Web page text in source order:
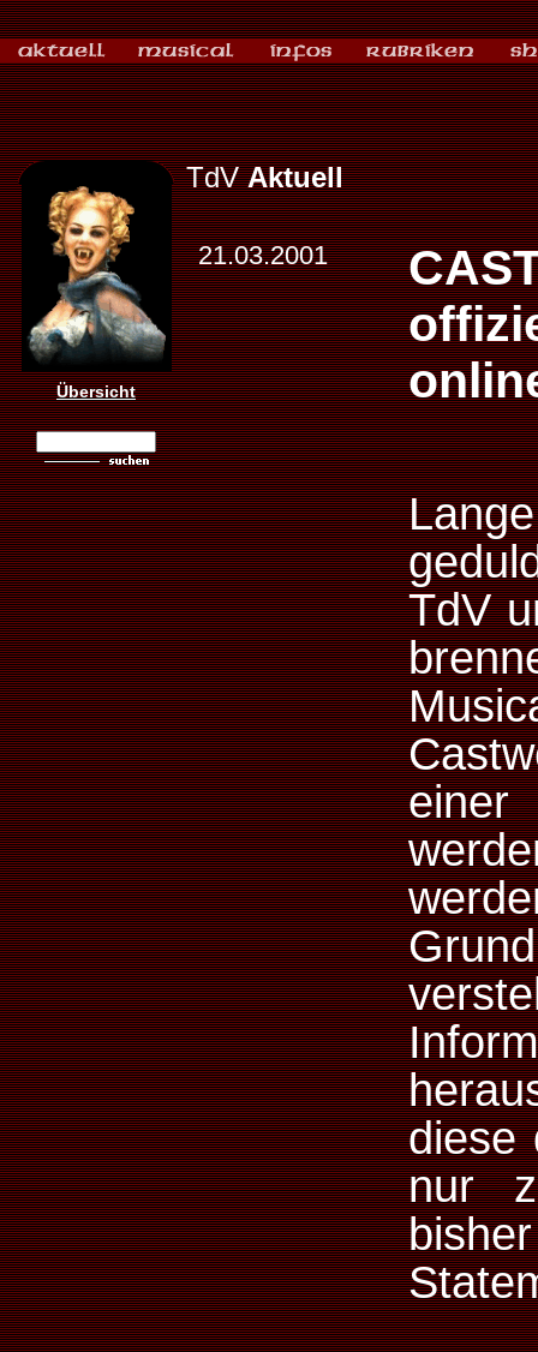
Übersicht
TdVAktuell
21.03.2001
TdV
diese
nur